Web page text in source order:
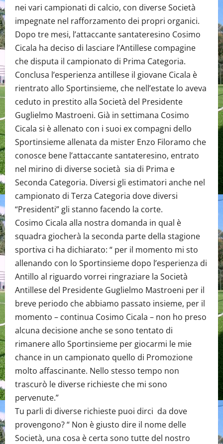
nei vari campionati di calcio, con diverse Società
impegnate nel rafforzamento dei propri organici.
Dopo tre mesi, l’attaccante santateresino Cosimo
Cicala ha deciso di lasciare l’Antillese compagine
che disputa il campionato di Prima Categoria.
Conclusa l’esperienza antillese il giovane Cicala è
rientrato allo Sportinsieme, che nell’estate lo aveva
ceduto in prestito alla Società del Presidente
Guglielmo Mastroeni. Già in settimana Cosimo
Cicala si è allenato con i suoi ex compagni dello
Sportinsieme allenata da mister Enzo Filoramo che
conosce bene l’attaccante santateresino, entrato
nel mirino di diverse società sia di Prima e
Seconda Categoria. Diversi gli estimatori anche nel
campionato di Terza Categoria dove diversi
“Presidenti” gli stanno facendo la corte.
Cosimo Cicala alla nostra domanda in qual è
squadra giocherà la seconda parte della stagione
sportiva ci ha dichiarato: “ per il momento mi sto
allenando con lo Sportinsieme dopo l’esperienza di
Antillo al riguardo vorrei ringraziare la Società
Antillese del Presidente Guglielmo Mastroeni per il
breve periodo che abbiamo passato insieme, per il
momento – continua Cosimo Cicala – non ho preso
alcuna decisione anche se sono tentato di
rimanere allo Sportinsieme per giocarmi le mie
chance in un campionato quello di Promozione
molto affascinante. Nello stesso tempo non
trascurò le diverse richieste che mi sono
pervenute.”
Tu parli di diverse richieste puoi dirci da dove
provengono? “ Non è giusto dire il nome delle
Società, una cosa è certa sono tutte del nostro